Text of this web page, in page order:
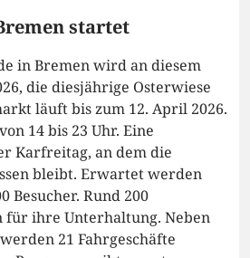
startet
in Bremen wird an diesem
die diesjährige Osterwiese
läuft bis zum 12. April 2026.
14 bis 23 Uhr. Eine
Karfreitag, an dem die
bleibt. Erwartet werden
Besucher. Rund 200
für ihre Unterhaltung. Neben
21 Fahrgeschäfte